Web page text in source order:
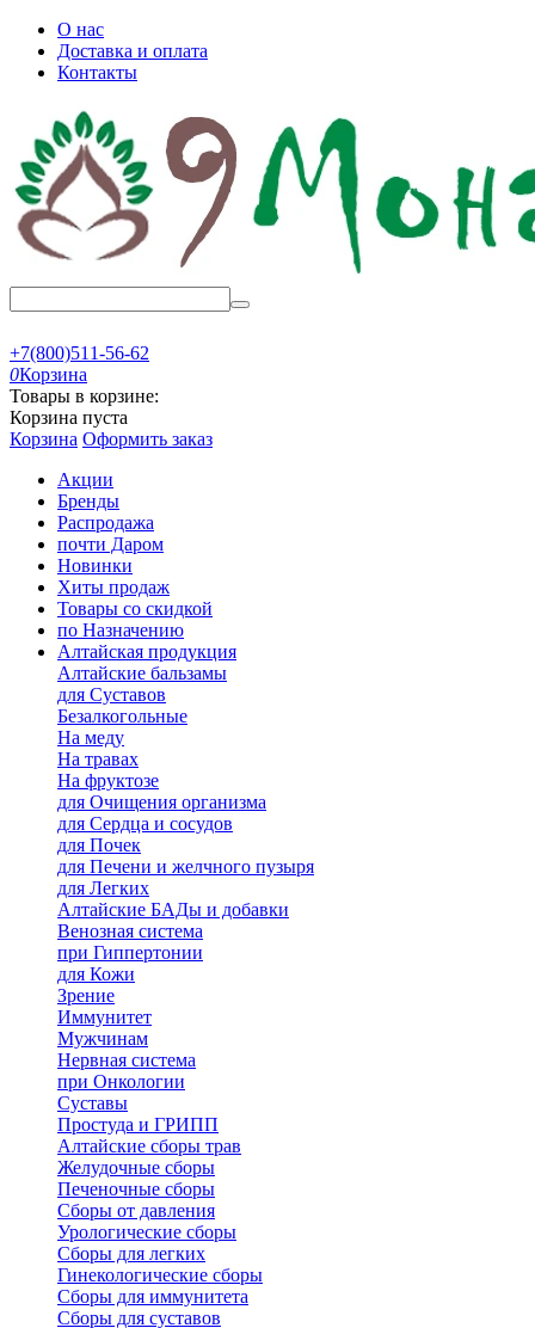
О нас
Доставка и оплата
Контакты
+7(800)511-56-62
0Корзина
Товары в корзине:
Корзина пуста
Корзина Оформить заказ
Акции
Бренды
Распродажа
почти Даром
Новинки
Хиты продаж
Товары со скидкой
по Назначению
Алтайская продукция
Алтайские бальзамы
для Суставов
Безалкогольные
На меду
На травах
На фруктозе
для Очищения организма
для Сердца и сосудов
для Почек
для Печени и желчного пузыря
для Легких
Алтайские БАДы и добавки
Венозная система
при Гиппертонии
для Кожи
Зрение
Иммунитет
Мужчинам
Нервная система
при Онкологии
Суставы
Простуда и ГРИПП
Алтайские сборы трав
Желудочные сборы
Печеночные сборы
Сборы от давления
Урологические сборы
Сборы для легких
Гинекологические сборы
Сборы для иммунитета
Сборы для суставов